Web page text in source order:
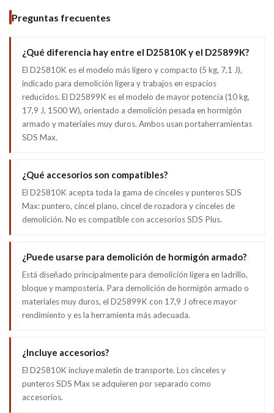
Preguntas frecuentes
¿Qué diferencia hay entre el D25810K y el D25899K?
El D25810K es el modelo más ligero y compacto (5 kg, 7,1 J),
indicado para demolición ligera y trabajos en espacios
reducidos. El D25899K es el modelo de mayor potencia (10 kg,
17,9 J, 1500 W), orientado a demolición pesada en hormigón
armado y materiales muy duros. Ambos usan portaherramientas
SDS Max.
¿Qué accesorios son compatibles?
El D25810K acepta toda la gama de cinceles y punteros SDS
Max: puntero, cincel plano, cincel de rozadora y cinceles de
demolición. No es compatible con accesorios SDS Plus.
¿Puede usarse para demolición de hormigón armado?
Está diseñado principalmente para demolición ligera en ladrillo,
bloque y mampostería. Para demolición de hormigón armado o
materiales muy duros, el D25899K con 17,9 J ofrece mayor
rendimiento y es la herramienta más adecuada.
¿Incluye accesorios?
El D25810K incluye maletín de transporte. Los cinceles y
punteros SDS Max se adquieren por separado como
accesorios.